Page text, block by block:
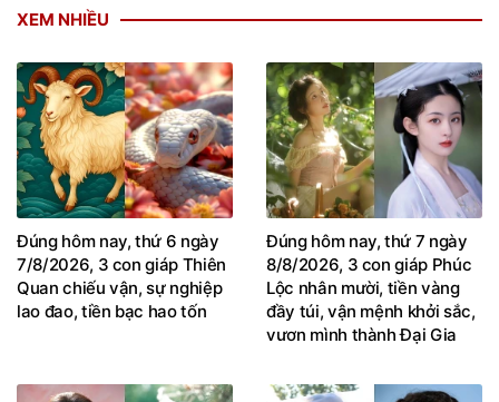
XEM NHIỀU
Đúng hôm nay, thứ 6 ngày
7/8/2026, 3 con giáp Thiên
Quan chiếu vận, sự nghiệp
lao đao, tiền bạc hao tốn
Đúng hôm nay, thứ 7 ngày
8/8/2026, 3 con giáp Phúc
Lộc nhân mười, tiền vàng
đầy túi, vận mệnh khởi sắc,
vươn mình thành Đại Gia